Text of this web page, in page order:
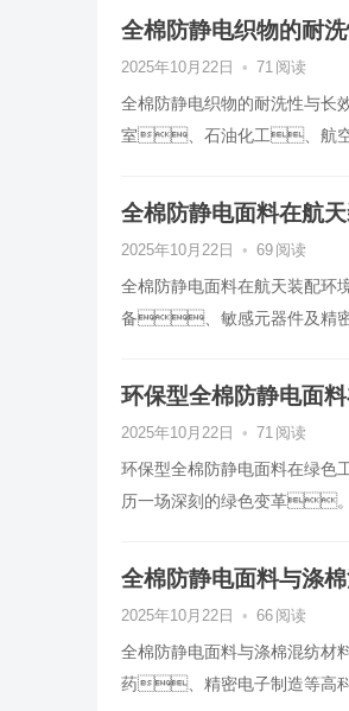
全棉防静电织物的耐
2025年10月22日 • 71 阅读
全棉防静电织物的耐洗性与
室、石油化工、航空
全棉防静电面料在航
2025年10月22日 • 69 阅读
全棉防静电面料在航天装配
备、敏感元器件及精密
环保型全棉防静电面
2025年10月22日 • 71 阅读
环保型全棉防静电面料在绿色
历一场深刻的绿色变革
全棉防静电面料与涤
2025年10月22日 • 66 阅读
全棉防静电面料与涤棉混纺
药、精密电子制造等高